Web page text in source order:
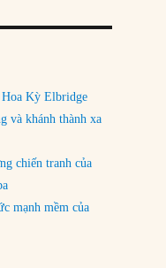
Kỳ Elbridge
và khánh thành xa
chiến tranh của
mạnh mềm của